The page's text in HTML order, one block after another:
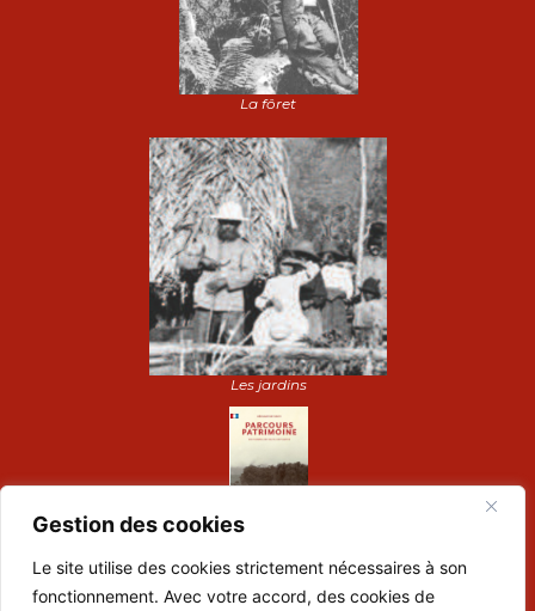
Gestion des cookies
Le site utilise des cookies strictement nécessaires à son
fonctionnement. Avec votre accord, des cookies de
La fôret
Les jardins
Dépliant de visite :
Préparez votre visite